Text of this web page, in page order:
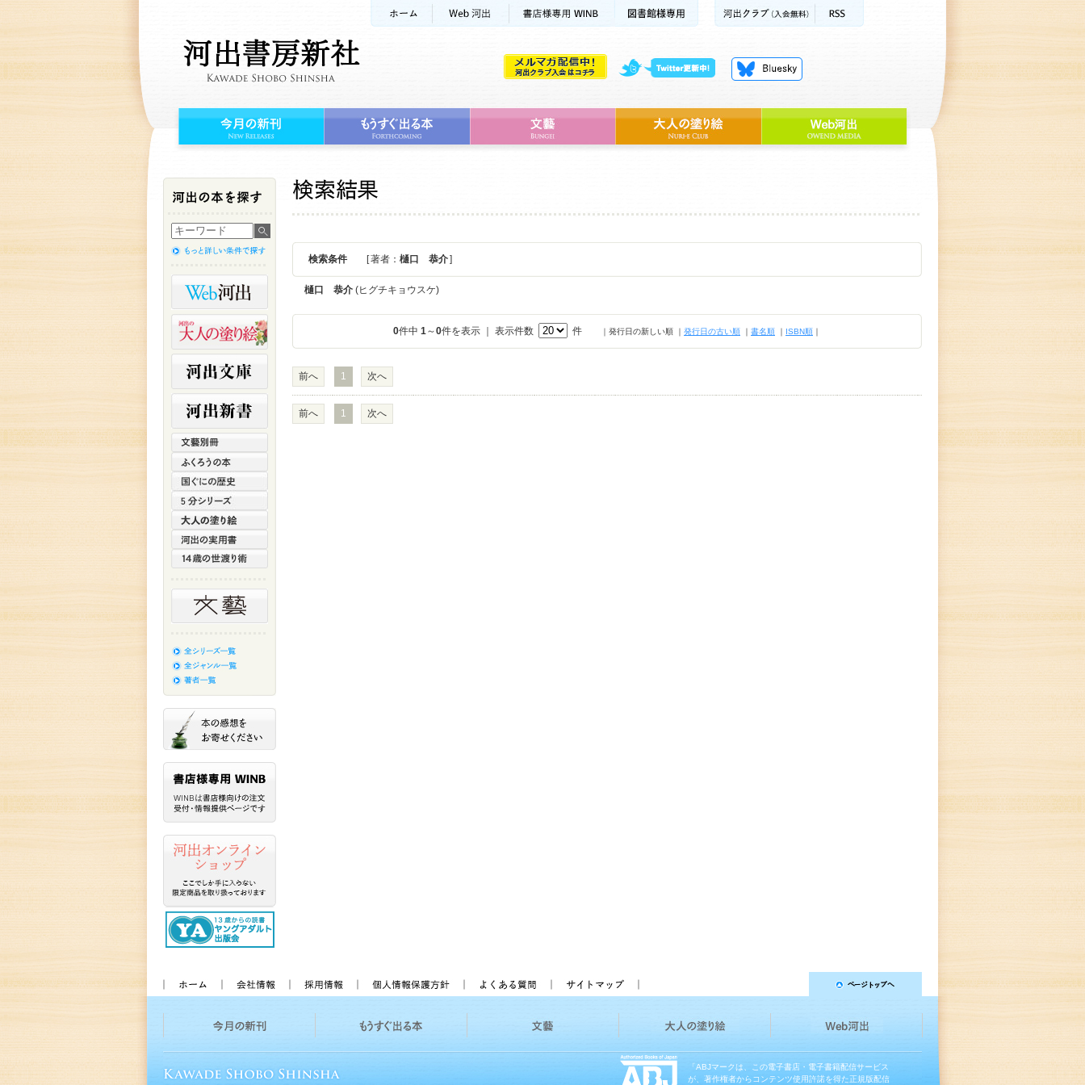
検索条件 [ 著者： 樋口 恭介]
樋口 恭介 (ヒグチキョウスケ)
0件中 1～0件を表示 ｜ 表示件数 件 ｜発行日の新しい順 ｜ 発行日の古い順 ｜ 書名順 ｜ ISBN順 ｜
前へ 1 次へ
前へ 1 次へ
「ABJマークは、この電子書店・電子書籍配信サービス
が、著作権者からコンテンツ使用許諾を得た正規版配信